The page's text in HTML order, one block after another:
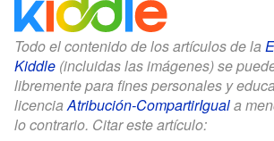
Todo el contenido de los artículos de la
Kiddle (incluidas las imágenes) se
libremente para fines personales y
licenciaAtribución-CompartirIguala
lo contrario. Citar este artículo: